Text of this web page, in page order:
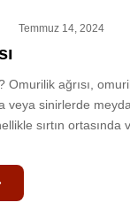
Temmuz 14, 2024
Omurilik ağrısı,
veya sinirlerde
sırtın ortasında